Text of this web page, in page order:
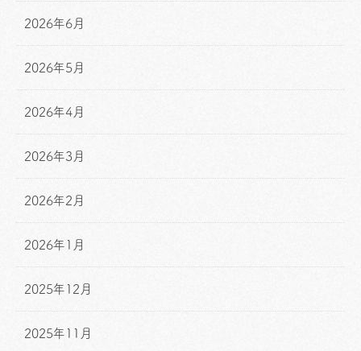
2026年6月
2026年5月
2026年4月
2026年3月
2026年2月
2026年1月
2025年12月
2025年11月